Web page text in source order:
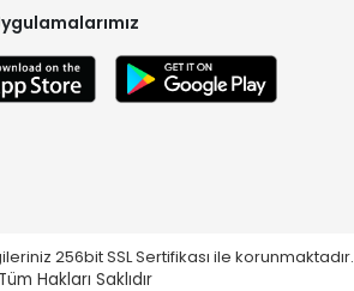
256bit SSL Sertifikası ile korunmaktadır.
Tüm Hakları Saklıdır